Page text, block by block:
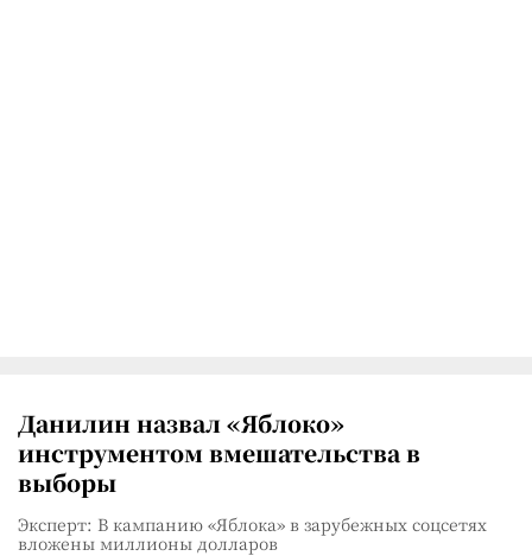
Данилин назвал «Яблоко»
инструментом вмешательства в
выборы
Эксперт: В кампанию «Яблока» в зарубежных соцсетях
вложены миллионы долларов